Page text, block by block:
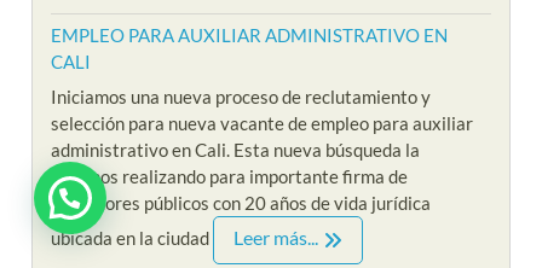
EMPLEO PARA AUXILIAR ADMINISTRATIVO EN
CALI
Iniciamos una nueva proceso de reclutamiento y
selección para nueva vacante de empleo para auxiliar
administrativo en Cali. Esta nueva búsqueda la
estamos realizando para importante firma de
contadores públicos con 20 años de vida jurídica
ubicada en la ciudad
Leer más...
¿ Estas interesado en Riklarma ?